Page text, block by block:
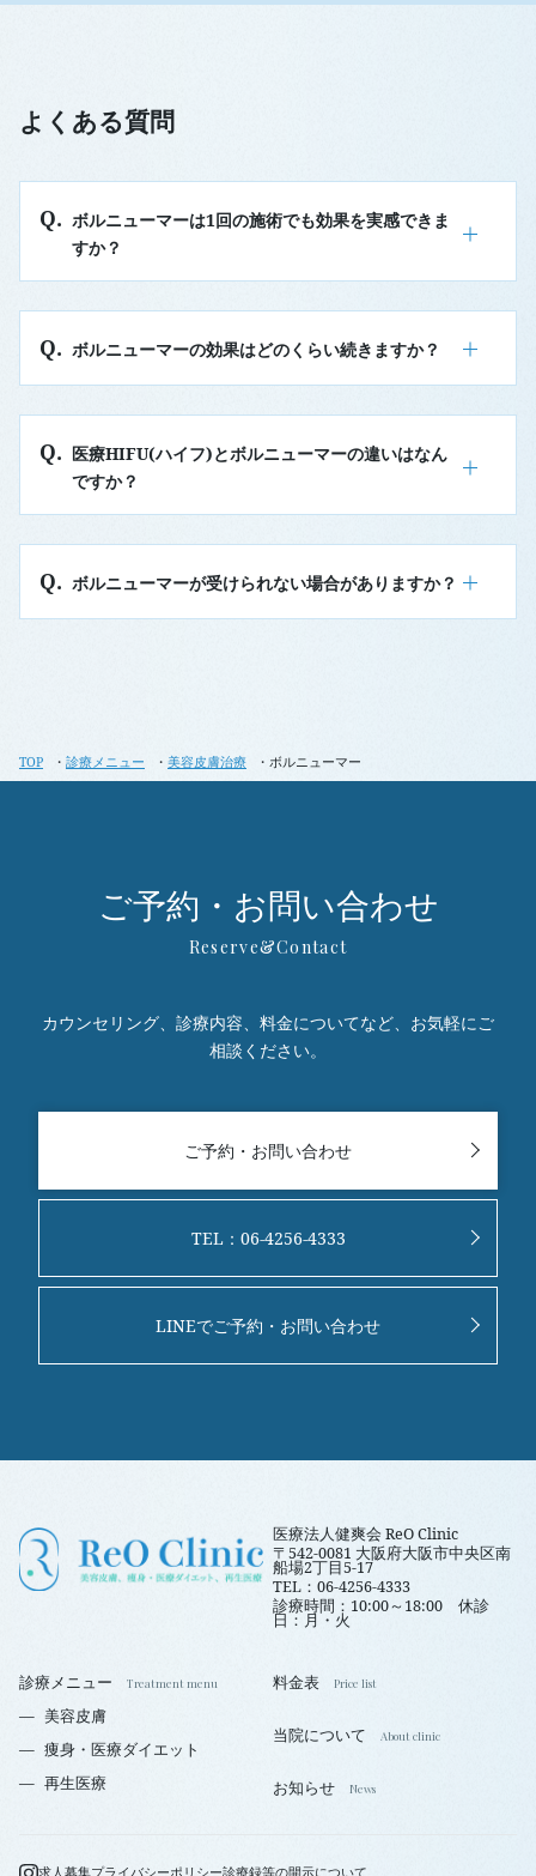
よくある質問
ボルニューマーは1回の施術でも効果を実感できま
すか？
ボルニューマーの効果はどのくらい続きますか？
医療HIFU(ハイフ)とボルニューマーの違いはなん
ですか？
ボルニューマーが受けられない場合がありますか？
TOP 診療メニュー 美容皮膚治療 ボルニューマー
ご予約・お問い合わせ
カウンセリング、診療内容、料金についてなど、お気軽にご
相談ください。
ご予約・お問い合わせ
TEL：06-4256-4333
LINEでご予約・お問い合わせ
医療法人健爽会 ReO Clinic
〒542-0081 大阪府大阪市中央区南
船場2丁目5-17
TEL：06-4256-4333
診療時間：10:00～18:00 休診
日：月・火
診療メニュー
美容皮膚
痩身・医療ダイエット
再生医療
料金表
当院について
お知らせ